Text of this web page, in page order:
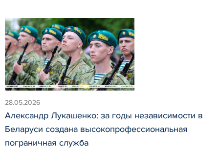
28.05.2026
Александр Лукашенко: за годы независимости в
Беларуси создана высокопрофессиональная
пограничная служба